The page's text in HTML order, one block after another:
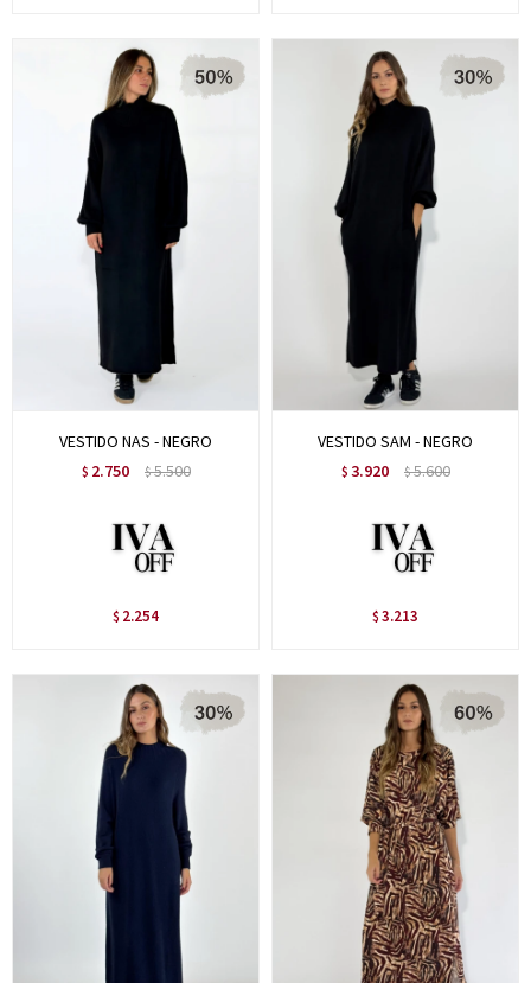
VESTIDO NAS - NEGRO
$ 2.750 $5.500
$ 2.254
VESTIDO SAM - NEGRO
$ 3.920 $5.600
$ 3.213